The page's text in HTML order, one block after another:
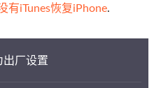
有iTunes恢复iPhone.
出厂设置